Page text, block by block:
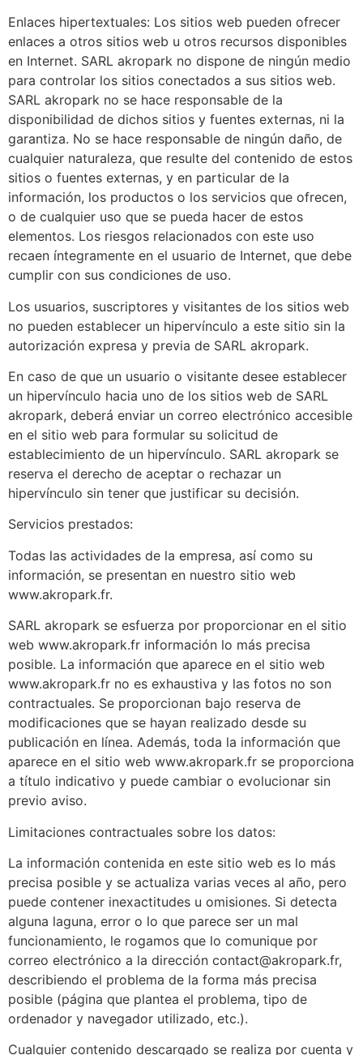
Enlaces hipertextuales: Los sitios web pueden ofrecer
enlaces a otros sitios web u otros recursos disponibles
en Internet. SARL akropark no dispone de ningún medio
para controlar los sitios conectados a sus sitios web.
SARL akropark no se hace responsable de la
disponibilidad de dichos sitios y fuentes externas, ni la
garantiza. No se hace responsable de ningún daño, de
cualquier naturaleza, que resulte del contenido de estos
sitios o fuentes externas, y en particular de la
información, los productos o los servicios que ofrecen,
o de cualquier uso que se pueda hacer de estos
elementos. Los riesgos relacionados con este uso
recaen íntegramente en el usuario de Internet, que debe
cumplir con sus condiciones de uso.
Los usuarios, suscriptores y visitantes de los sitios web
no pueden establecer un hipervínculo a este sitio sin la
autorización expresa y previa de SARL akropark.
En caso de que un usuario o visitante desee establecer
un hipervínculo hacia uno de los sitios web de SARL
akropark, deberá enviar un correo electrónico accesible
en el sitio web para formular su solicitud de
establecimiento de un hipervínculo. SARL akropark se
reserva el derecho de aceptar o rechazar un
hipervínculo sin tener que justificar su decisión.
Servicios prestados:
Todas las actividades de la empresa, así como su
información, se presentan en nuestro sitio web
www.akropark.fr.
SARL akropark se esfuerza por proporcionar en el sitio
web www.akropark.fr información lo más precisa
posible. La información que aparece en el sitio web
www.akropark.fr no es exhaustiva y las fotos no son
contractuales. Se proporcionan bajo reserva de
modificaciones que se hayan realizado desde su
publicación en línea. Además, toda la información que
aparece en el sitio web www.akropark.fr se proporciona
a título indicativo y puede cambiar o evolucionar sin
previo aviso.
Limitaciones contractuales sobre los datos:
La información contenida en este sitio web es lo más
precisa posible y se actualiza varias veces al año, pero
puede contener inexactitudes u omisiones. Si detecta
alguna laguna, error o lo que parece ser un mal
funcionamiento, le rogamos que lo comunique por
correo electrónico a la dirección contact@akropark.fr,
describiendo el problema de la forma más precisa
posible (página que plantea el problema, tipo de
ordenador y navegador utilizado, etc.).
Cualquier contenido descargado se realiza por cuenta y